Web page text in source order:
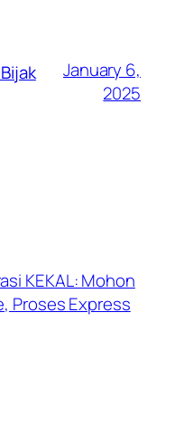
January 6,
2025
KEKAL: Mohon
Proses Express